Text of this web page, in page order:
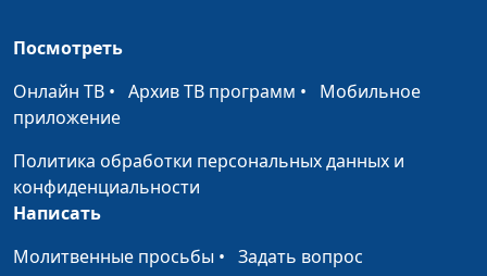
Тайны Тайной Вечери
священнослужитель,
Каждый ли христианин
Юлия Синицына,
Посмотреть
Онлайн ТВ • Архив ТВ программ • Мобильное
приложение
Политика обработки персональных данных и
конфиденциальности
Написать
Молитвенные просьбы • Задать вопрос